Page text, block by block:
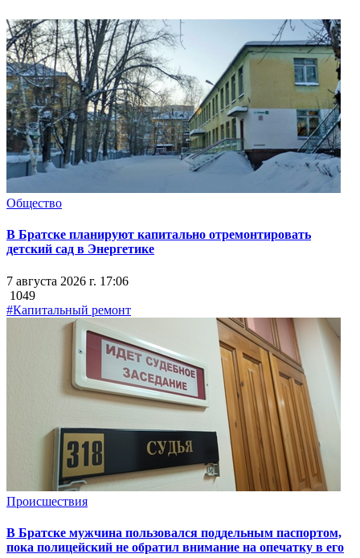
Общество
В Братске планируют капитально отремонтировать
детский сад в Энергетике
7 августа 2026 г. 17:06
1049
#Капитальный ремонт
Происшествия
В Братске мужчина пользовался поддельным паспортом,
пока полицейский не обратил внимание на опечатку в его